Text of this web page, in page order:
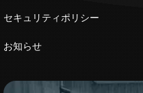
セキュリティポリシー
お知らせ